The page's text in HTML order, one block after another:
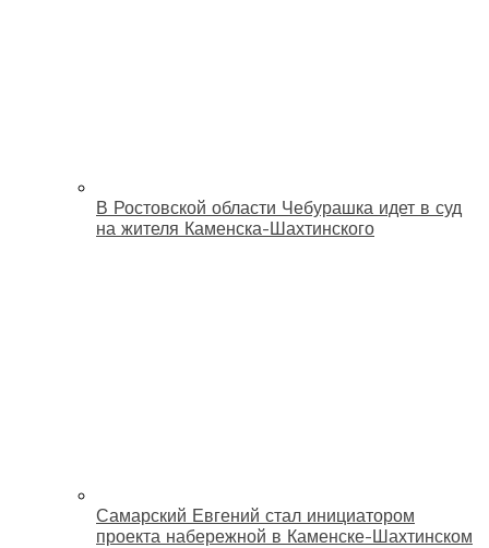
В Ростовской области Чебурашка идет в суд
на жителя Каменска-Шахтинского
Самарский Евгений стал инициатором
проекта набережной в Каменске-Шахтинском